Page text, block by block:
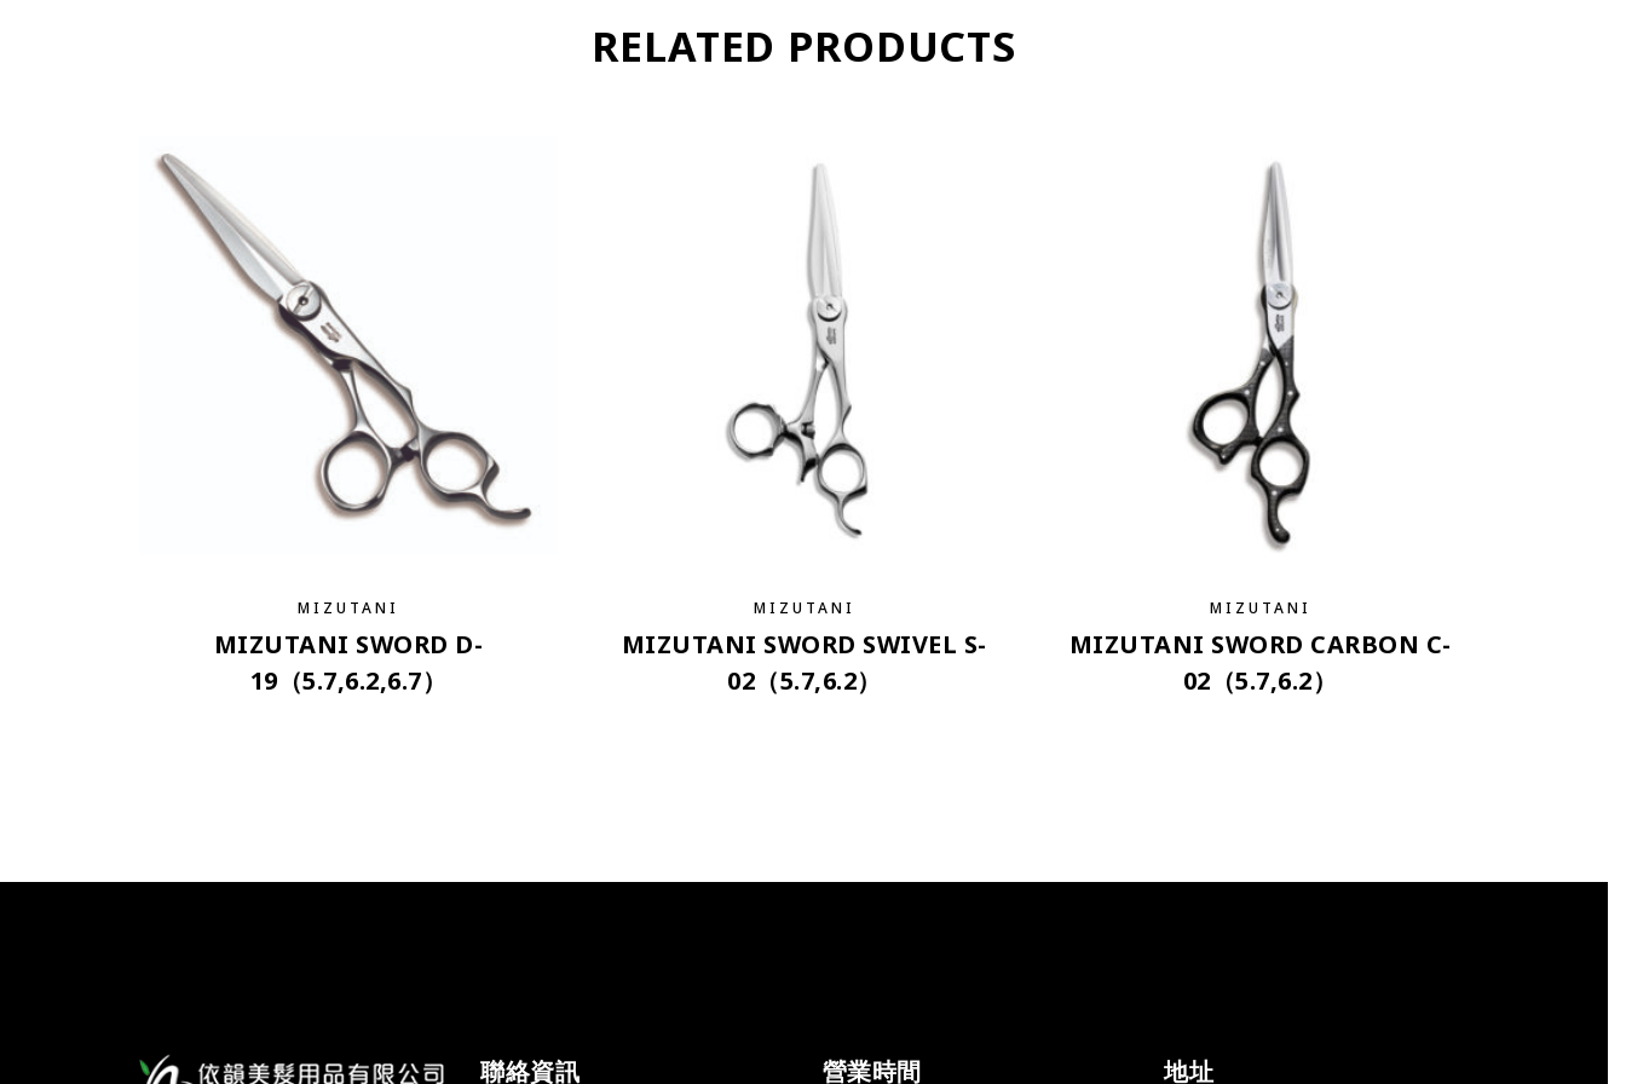
RELATED PRODUCTS
MIZUTANI
MIZUTANI SWORD D-
19（5.7,6.2,6.7）
MIZUTANI
MIZUTANI SWORD SWIVEL S-
02（5.7,6.2）
MIZUTANI
MIZUTANI SWORD CARBON C-
02（5.7,6.2）
聯絡資訊 營業時間 地址